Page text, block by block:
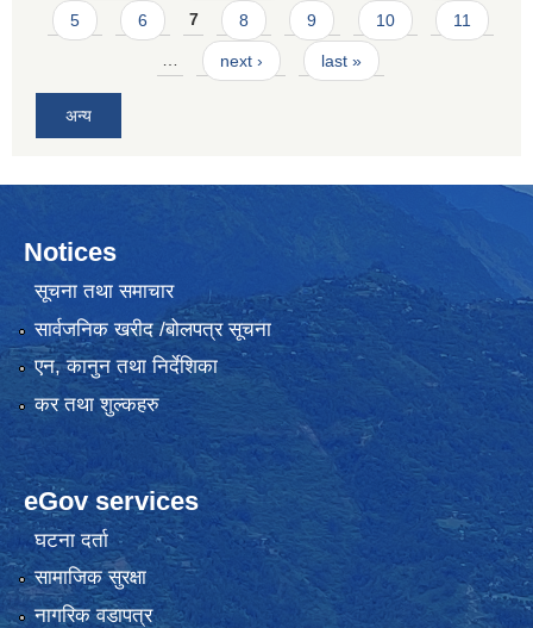
5 6 7 8 9 10 11
… next › last »
अन्य
Notices
सूचना तथा समाचार
सार्वजनिक खरीद /बोलपत्र सूचना
एन, कानुन तथा निर्देशिका
कर तथा शुल्कहरु
eGov services
घटना दर्ता
सामाजिक सुरक्षा
नागरिक वडापत्र